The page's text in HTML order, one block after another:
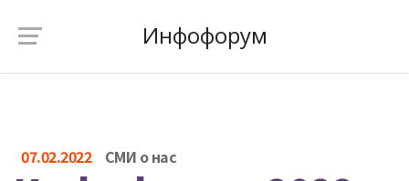
Инфофорум
07.02.2022 СМИ о нас